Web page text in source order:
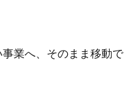
業へ、そのまま移動で